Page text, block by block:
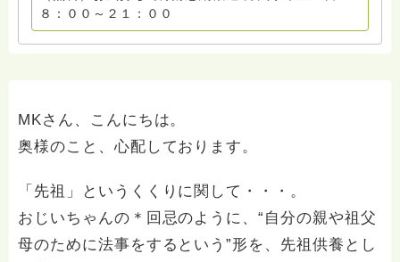
８：００～２１：００
MKさん、こんにちは。
奥様のこと、心配しております。
「先祖」というくくりに関して・・・。
おじいちゃんの＊回忌のように、“自分の親や祖父
母のために法事をするという”形を、先祖供養とし